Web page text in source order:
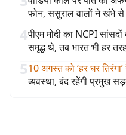
फोन, ससुराल वालों ने खंभे से
4पीएम मोदी का NCPI
समृद्ध थे, तब भारत भी हर
510 अगस्त को ‘हर घर तिरंगा’
व्यवस्था, बंद रहेंगी प्रमुख